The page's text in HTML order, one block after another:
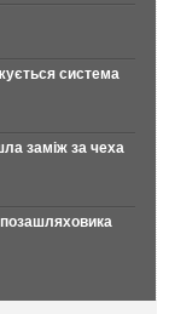
система
заміж за чеха